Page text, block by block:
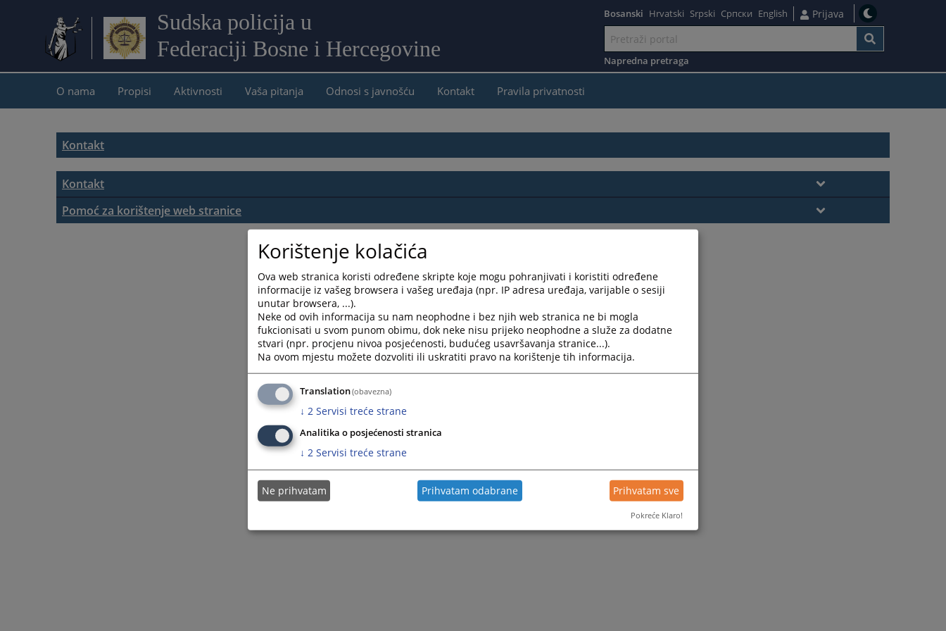
Sudska policija u
Federaciji Bosne i Hercegovine
sadržaj
Bosanski Hrvatski Srpski Српски English Prijava
Napredna pretraga
O nama Propisi Aktivnosti Vaša pitanja Odnosi s javnošću Kontakt Pravila privatnosti
Kontakt
Kontakt
Kontakt i adresar organizacionih jedinica sudske policije
Pomoć za korištenje web stranice
Korištenje kolačića
Ova web stranica koristi određene skripte koje mogu pohranjivati i koristiti određene
informacije iz vašeg browsera i vašeg uređaja (npr. IP adresa uređaja, varijable o sesiji
unutar browsera, ...).
Neke od ovih informacija su nam neophodne i bez njih web stranica ne bi mogla
fukcionisati u svom punom obimu, dok neke nisu prijeko neophodne a služe za dodatne
stvari (npr. procjenu nivoa posjećenosti, budućeg usavršavanja stranice...).
Na ovom mjestu možete dozvoliti ili uskratiti pravo na korištenje tih informacija.
Translation(obavezna)
↓ 2 Servisi treće strane
Analitika o posjećenosti stranica
↓ 2 Servisi treće strane
Ne prihvatam Prihvatam odabrane Prihvatam sve
Pokreće Klaro!